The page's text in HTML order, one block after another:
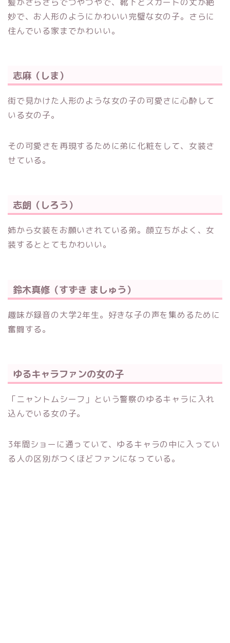
妙で、お人形のようにかわいい完璧な女の子。さらに
住んでいる家までかわいい。
志麻（しま）
街で見かけた人形のような女の子の可愛さに心酔して
いる女の子。
その可愛さを再現するために弟に化粧をして、女装さ
せている。
志朗（しろう）
姉から女装をお願いされている弟。顔立ちがよく、女
装するととてもかわいい。
鈴木真修（すずき ましゅう）
趣味が録音の大学2年生。好きな子の声を集めるために
奮闘する。
ゆるキャラファンの女の子
「ニャントムシーフ」という警察のゆるキャラに入れ
込んでいる女の子。
3年間ショーに通っていて、ゆるキャラの中に入ってい
る人の区別がつくほどファンになっている。